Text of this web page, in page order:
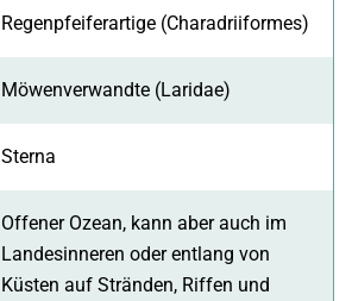
Regenpfeiferartige (Charadriiformes)
Möwenverwandte (Laridae)
Sterna
Offener Ozean, kann aber auch im
Landesinneren oder entlang von
Küsten auf Stränden, Riffen und